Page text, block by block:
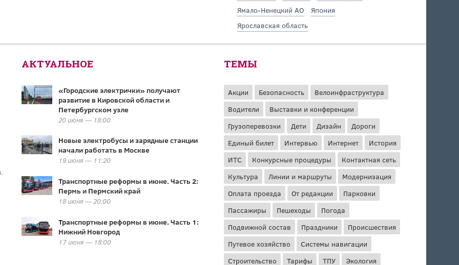
Ямало-Ненецкий АО
Япония
Ярославская область
АКТУАЛЬНОЕ
«Городские электрички» получают
развитие в Кировской области и
Петербургском узле
20 июня — 18:00
Новые электробусы и зарядные станции
начали работать в Москве
19 июня — 11:20
Транспортные реформы в июне. Часть 2:
Пермь и Пермский край
18 июня — 20:00
Транспортные реформы в июне. Часть 1:
Нижний Новгород
17 июня — 18:00
ТЕМЫ
Акции Безопасность
Велоинфраструктура
Водители
Выставки и конференции
Грузоперевозки
Дети Дизайн
Дороги
Единый билет
Интервью Интернет
История
ИТС
Конкурсные процедуры
Контактная сеть
Культура
Линии и маршруты
Модернизация
Оплата проезда
От редакции
Парковки
Пассажиры
Пешеходы
Погода
Подвижной состав
Праздники
Происшествия
Путевое хозяйство
Системы навигации
Строительство
Тарифы ТПУ Экология